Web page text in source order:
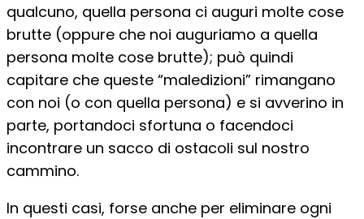
qualcuno, quella persona ci auguri molte cose
brutte (oppure che noi auguriamo a quella
persona molte cose brutte); può quindi
capitare che queste “maledizioni” rimangano
con noi (o con quella persona) e si avverino in
parte, portandoci sfortuna o facendoci
incontrare un sacco di ostacoli sul nostro
cammino.
In questi casi, forse anche per eliminare ogni